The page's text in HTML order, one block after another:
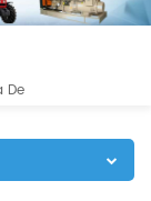
De